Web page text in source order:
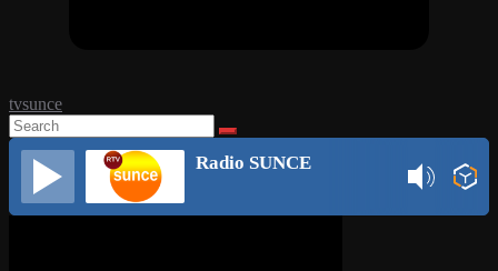
tvsunce
Radio SUNCE